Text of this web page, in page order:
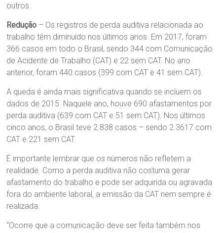
outros.
Redução – Os registros de perda auditiva relacionada ao
trabalho têm diminuído nos últimos anos. Em 2017, foram
366 casos em todo o Brasil, sendo 344 com Comunicação
de Acidente de Trabalho (CAT) e 22 sem CAT. No ano
anterior, foram 440 casos (399 com CAT e 41 sem CAT).
A queda é ainda mais significativa quando se incluem os
dados de 2015. Naquele ano, houve 690 afastamentos por
perda auditiva (639 com CAT e 51 sem CAT). Nos últimos
cinco anos, o Brasil teve 2.838 casos – sendo 2.3617 com
CAT e 221 sem CAT.
É importante lembrar que os números não refletem a
realidade. Como a perda auditiva não costuma gerar
afastamento do trabalho e pode ser adquirida ou agravada
fora do ambiente laboral, a emissão da CAT nem sempre é
realizada.
“Ocorre que a comunicação deve ser feita também nos